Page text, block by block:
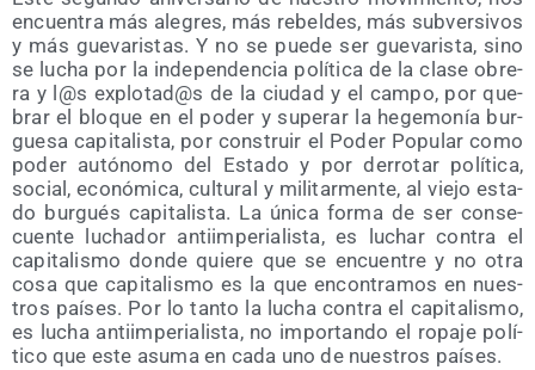
encuen­tra más ale­gres, más rebel­des, más sub­ver­si­vos
y más gue­va­ris­tas. Y no se pue­de ser gue­va­ris­ta, sino
se lucha por la inde­pen­den­cia polí­ti­ca de la cla­se obre­
ra y l@s explotad@s de la ciu­dad y el cam­po, por que­
brar el blo­que en el poder y supe­rar la hege­mo­nía bur­
gue­sa capi­ta­lis­ta, por cons­truir el Poder Popu­lar como
poder autó­no­mo del Esta­do y por derro­tar polí­ti­ca,
social, eco­nó­mi­ca, cul­tu­ral y mili­tar­men­te, al vie­jo esta­
do bur­gués capi­ta­lis­ta. La úni­ca for­ma de ser con­se­
cuen­te lucha­dor anti­im­pe­ria­lis­ta, es luchar con­tra el
capi­ta­lis­mo don­de quie­re que se encuen­tre y no otra
cosa que capi­ta­lis­mo es la que encon­tra­mos en nues­
tros paí­ses. Por lo tan­to la lucha con­tra el capi­ta­lis­mo,
es lucha anti­im­pe­ria­lis­ta, no impor­tan­do el ropa­je polí­
ti­co que este asu­ma en cada uno de nues­tros países.